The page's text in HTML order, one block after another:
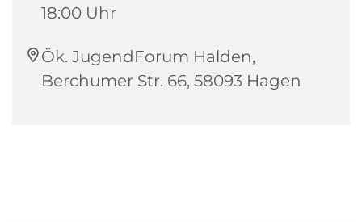
18:00 Uhr
Ök. JugendForum Halden,
Berchumer Str. 66, 58093 Hagen